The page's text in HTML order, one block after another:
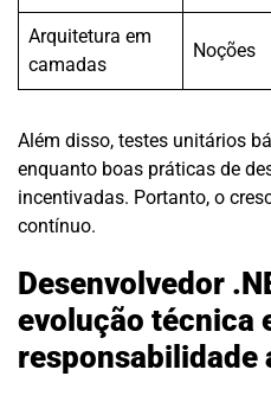
Arquitetura em
camadas
Noções
Além disso, testes unitários
enquanto boas práticas de
incentivadas. Portanto, o
contínuo.
Desenvolvedor
evolução técnica
responsabilidade